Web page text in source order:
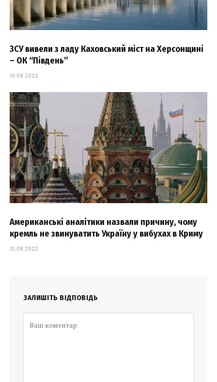
ЗСУ вивели з ладу Каховський міст на Херсонщині
– ОК “Південь”
10.08.2022
Американські аналітики назвали причину, чому
кремль не звинуватить Україну у вибухах в Криму
10.08.2022
ЗАЛИШІТЬ ВІДПОВІДЬ